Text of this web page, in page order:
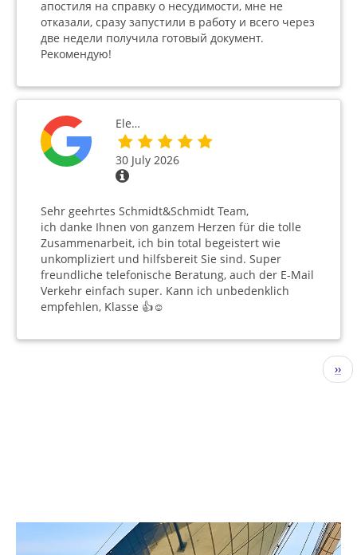
апостиля на справку о несудимости, мне не
отказали, сразу запустили в работу и всего через
две недели получила готовый документ.
Рекомендую!
Ele…
30 July 2026
Sehr geehrtes Schmidt&Schmidt Team,
ich danke Ihnen von ganzem Herzen für die tolle
Zusammenarbeit, ich bin total begeistert wie
unkompliziert und hilfsbereit Sie sind. Super
freundliche telefonische Beratung, auch der E-Mail
Verkehr einfach super. Kann ich unbedenklich
empfehlen, Klasse 👍☺️
››